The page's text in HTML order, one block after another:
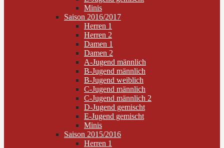
Minis
Saison 2016/2017
Herren 1
Herren 2
Damen 1
Damen 2
A-Jugend männlich
B-Jugend männlich
B-Jugend weiblich
C-Jugend männlich
C-Jugend männlich 2
D-Jugend gemischt
E-Jugend gemischt
Minis
Saison 2015/2016
Herren 1